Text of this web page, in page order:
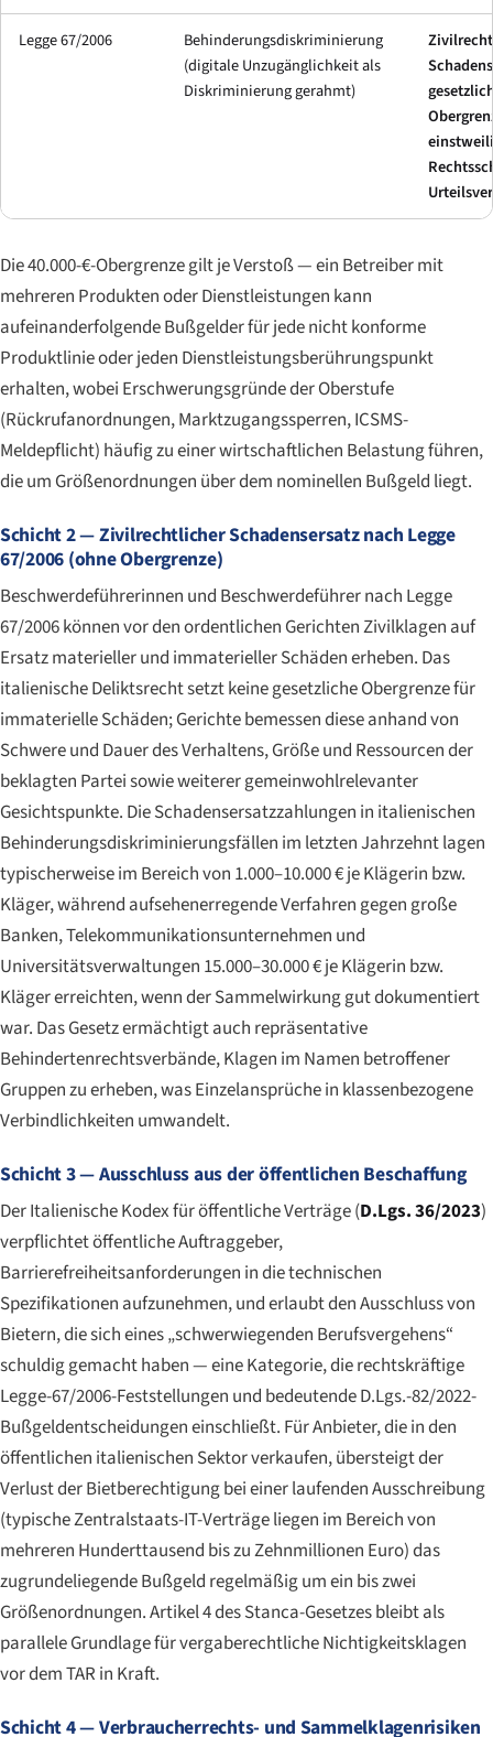
Legge 67/2006
Behinderungsdiskriminierung
(digitale Unzugänglichkeit als
Diskriminierung gerahmt)
Die 40.000-€-Obergrenze gilt je Verstoß — ein Betreiber mit
mehreren Produkten oder Dienstleistungen kann
aufeinanderfolgende Bußgelder für jede nicht konforme
Produktlinie oder jeden Dienstleistungsberührungspunkt
erhalten, wobei Erschwerungsgründe der Oberstufe
(Rückrufanordnungen, Marktzugangssperren, ICSMS-
Meldepflicht) häufig zu einer wirtschaftlichen Belastung führen,
die um Größenordnungen über dem nominellen Bußgeld liegt.
Schicht 2 — Zivilrechtlicher Schadensersatz nach Legge
67/2006 (ohne Obergrenze)
Beschwerdeführerinnen und Beschwerdeführer nach Legge
67/2006 können vor den ordentlichen Gerichten Zivilklagen auf
Ersatz materieller und immaterieller Schäden erheben. Das
italienische Deliktsrecht setzt keine gesetzliche Obergrenze für
immaterielle Schäden; Gerichte bemessen diese anhand von
Schwere und Dauer des Verhaltens, Größe und Ressourcen der
beklagten Partei sowie weiterer gemeinwohlrelevanter
Gesichtspunkte. Die Schadensersatzzahlungen in italienischen
Behinderungsdiskriminierungsfällen im letzten Jahrzehnt lagen
typischerweise im Bereich von 1.000–10.000 € je Klägerin bzw.
Kläger, während aufsehenerregende Verfahren gegen große
Banken, Telekommunikationsunternehmen und
Universitätsverwaltungen 15.000–30.000 € je Klägerin bzw.
Kläger erreichten, wenn der Sammelwirkung gut dokumentiert
war. Das Gesetz ermächtigt auch repräsentative
Behindertenrechtsverbände, Klagen im Namen betroffener
Gruppen zu erheben, was Einzelansprüche in klassenbezogene
Verbindlichkeiten umwandelt.
Schicht 3 — Ausschluss aus der öffentlichen Beschaffung
Der Italienische Kodex für öffentliche Verträge (D.Lgs. 36/2023)
verpflichtet öffentliche Auftraggeber,
Barrierefreiheitsanforderungen in die technischen
Spezifikationen aufzunehmen, und erlaubt den Ausschluss von
Bietern, die sich eines „schwerwiegenden Berufsvergehens“
schuldig gemacht haben — eine Kategorie, die rechtskräftige
Legge-67/2006-Feststellungen und bedeutende D.Lgs.-82/2022-
Bußgeldentscheidungen einschließt. Für Anbieter, die in den
öffentlichen italienischen Sektor verkaufen, übersteigt der
Verlust der Bietberechtigung bei einer laufenden Ausschreibung
(typische Zentralstaats-IT-Verträge liegen im Bereich von
mehreren Hunderttausend bis zu Zehnmillionen Euro) das
zugrundeliegende Bußgeld regelmäßig um ein bis zwei
Größenordnungen. Artikel 4 des Stanca-Gesetzes bleibt als
parallele Grundlage für vergaberechtliche Nichtigkeitsklagen
vor dem TAR in Kraft.
Schicht 4 — Verbraucherrechts- und Sammelklagenrisiken